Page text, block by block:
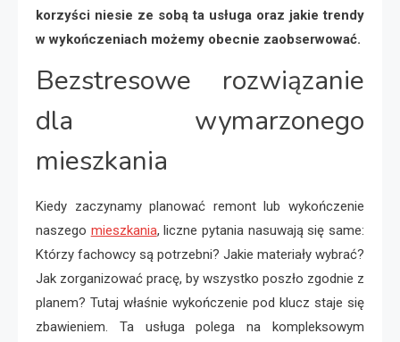
korzyści niesie ze sobą ta usługa oraz jakie trendy
w wykończeniach możemy obecnie zaobserwować.
Bezstresowe rozwiązanie
dla wymarzonego
mieszkania
Kiedy zaczynamy planować remont lub wykończenie
naszego mieszkania, liczne pytania nasuwają się same:
Którzy fachowcy są potrzebni? Jakie materiały wybrać?
Jak zorganizować pracę, by wszystko poszło zgodnie z
planem? Tutaj właśnie wykończenie pod klucz staje się
zbawieniem. Ta usługa polega na kompleksowym